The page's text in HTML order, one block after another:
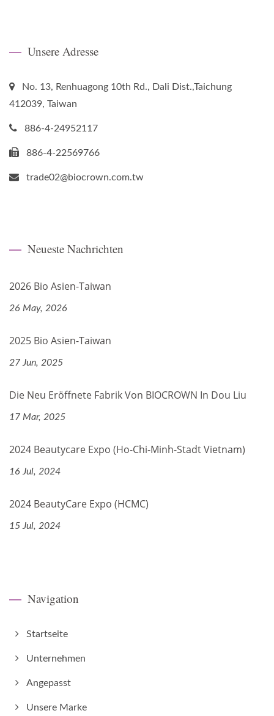
Unsere Adresse
No. 13, Renhuagong 10th Rd., Dali Dist.,Taichung
412039, Taiwan
886-4-24952117
886-4-22569766
trade02@biocrown.com.tw
Neueste Nachrichten
2026 Bio Asien-Taiwan
26 May, 2026
2025 Bio Asien-Taiwan
27 Jun, 2025
Die Neu Eröffnete Fabrik Von BIOCROWN In Dou Liu
17 Mar, 2025
2024 Beautycare Expo (Ho-Chi-Minh-Stadt Vietnam)
16 Jul, 2024
2024 BeautyCare Expo (HCMC)
15 Jul, 2024
Navigation
Startseite
Unternehmen
Angepasst
Unsere Marke